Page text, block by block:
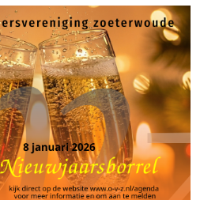
Nieuwjaarsreceptie 5 Jan 2023
18-11-2022 Ontbijt!
06-10-2022 Duurzaamheid Bij
29-09-2022 Laat Digitalisering
15-09-2022: Politieke Avond